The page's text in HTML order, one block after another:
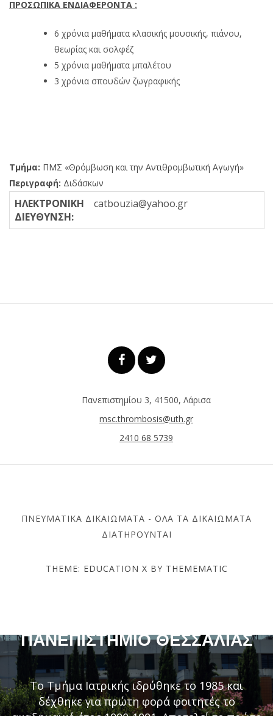
ΠΡΟΣΩΠΙΚΑ ΕΝΔΙΑΦΕΡΟΝΤΑ :
6 χρόνια μαθήματα κλασικής μουσικής, πιάνου,
θεωρίας και σολφέζ
5 χρόνια μαθήματα μπαλέτου
3 χρόνια σπουδών ζωγραφικής
Τμήμα: ΠΜΣ «Θρόμβωση και την Αντιθρομβωτική Αγωγή»
Περιγραφή: Διδάσκων
ΗΛΕΚΤΡΟΝΙΚΗ
ΔΙΕΥΘΥΝΣΗ:
catbouzia@yahoo.gr
Πανεπιστημίου 3, 41500, Λάρισα
msc.thrombosis@uth.gr
2410 68 5739
ΠΝΕΥΜΑΤΙΚΆ ΔΙΚΑΙΏΜΑΤΑ - ΌΛΑ ΤΑ ΔΙΚΑΙΏΜΑΤΑ
ΔΙΑΤΗΡΟΎΝΤΑΙ
THEME: EDUCATION X BY THEMEMATIC
ΠΑΝΕΠΙΣΤΉΜΙΟ ΘΕΣΣΑΛΊΑΣ
Το Τμήμα Ιατρικής ιδρύθηκε το 1985 και
δέχθηκε για πρώτη φορά φοιτητές το